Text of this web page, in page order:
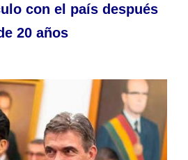
con el país después
20 años